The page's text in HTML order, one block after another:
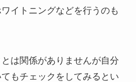
イトニングなどを行うのも
は関係がありませんが自分
もチェックをしてみるとい